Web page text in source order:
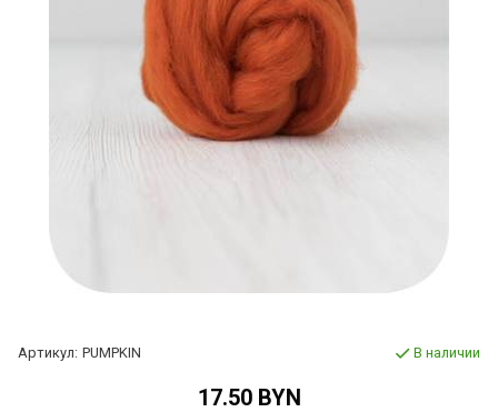
Артикул: PUMPKIN В наличии
17.50 BYN